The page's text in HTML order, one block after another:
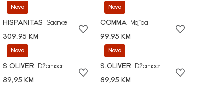
Novo
HISPANITAS
Salonke
309,95 KM
Novo
COMMA
Majica
99,95 KM
Novo
S.OLIVER
Džemper
89,95 KM
Novo
S.OLIVER
Džemper
89,95 KM